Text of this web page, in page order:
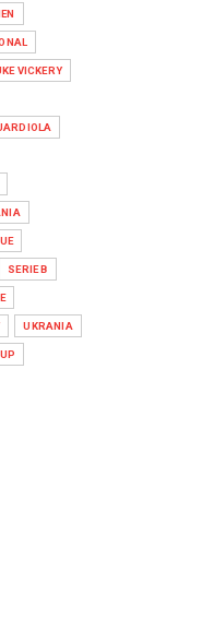
VICKERY
SERIE B
UKRANIA